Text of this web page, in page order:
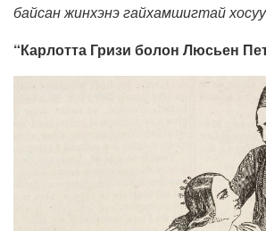
байсан жинхэнэ гайхамшигтай
“Карлотта Гризи болон Люсьен